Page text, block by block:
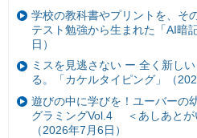
学校の教科書やプリントを、そ
テスト勉強から生まれた「AI暗
日）
ミスを見逃さない ー 全く新し
る。「カケルタイピング」（
遊びの中に学びを！ユーバーの
グラミングVol.4 ＜あしあとが
（2026年7月6日）